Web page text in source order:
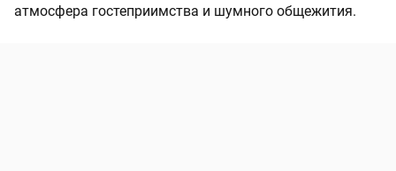
атмосфера гостеприимства и шумного общежития.